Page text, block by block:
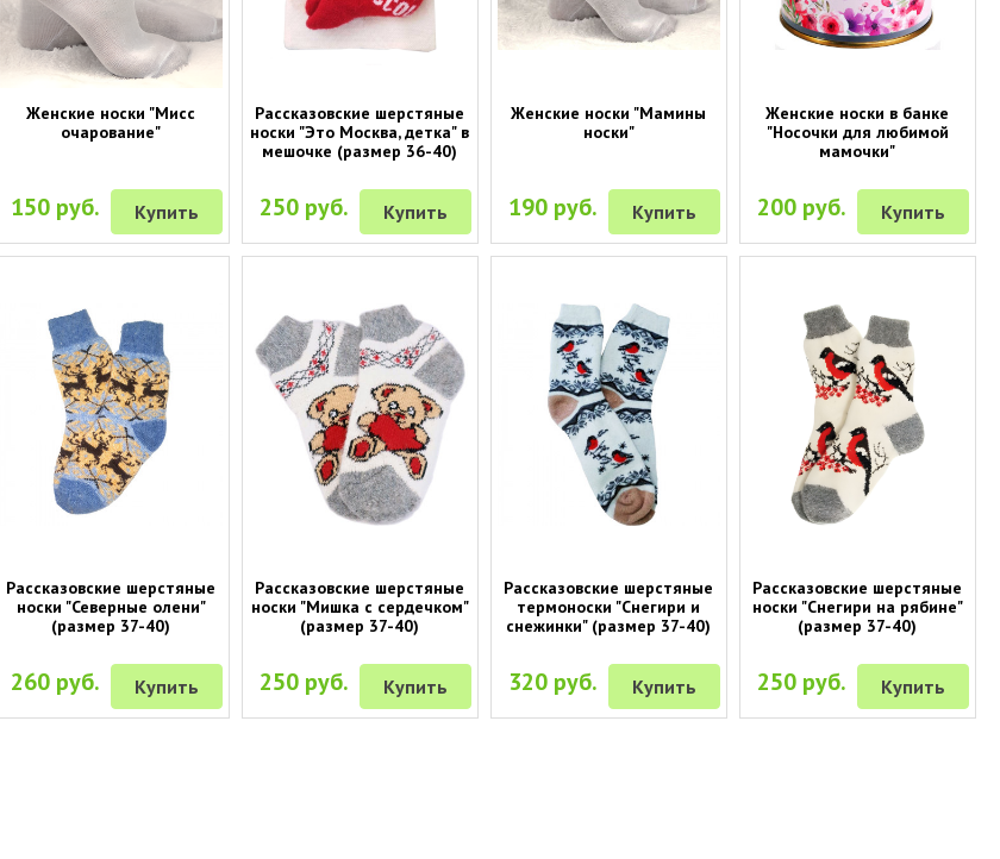
Женские носки "Мисс
очарование"
150 руб. Купить
Рассказовские шерстяные
носки "Это Москва, детка" в
мешочке (размер 36-40)
250 руб. Купить
Женские носки "Мамины
носки"
190 руб. Купить
Женские носки в банке
"Носочки для любимой
мамочки"
200 руб. Купить
Рассказовские шерстяные
носки "Северные олени"
(размер 37-40)
260 руб. Купить
Рассказовские шерстяные
носки "Мишка с сердечком"
(размер 37-40)
250 руб. Купить
Рассказовские шерстяные
термоноски "Снегири и
снежинки" (размер 37-40)
320 руб. Купить
Рассказовские шерстяные
носки "Снегири на рябине"
(размер 37-40)
250 руб. Купить